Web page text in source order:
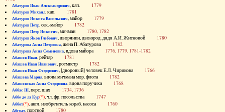
Абатуров Иван Александрович, кап. 1779
Абатуров Михаил, кап. 1781
Абатуров Никита Васильевич, майор 1779
Абатуров Петр, сек.-майор 1782
Абатуров Петр Никитич, мичман 1780, 1782
Абатуров Яков Глебович, дворянин, двоюрод. дядя А.И. Житновой 1780
Абатурова Анна Петровна, жена П. Абатурова 1782
Абатурова Анна Семеновна, вдова майора 1776, 1779, 1781-1782
Абашев Иван, рейтар 1781
Абашев Иван Иванович, ротмистр 1782
Абашев Иван Федорович, [дворовый] человек Е.Л. Чирикова 1766
Абашева Мария, вдова мичмана мор. флота 1782
Абашевская Анна Федоровна, вдова поручика 1768
Аббас III, перс. шах 1734, 1736
Аббе де ла Кур(*), чл. фр. посольства 1747
Аббот(*), англ. изобретатель кораб. насоса 1760
Абграт, портной 1780